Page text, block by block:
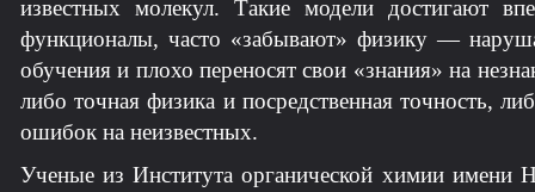
известных молекул. Такие модели достигают
функционалы, часто «забывают» физику —
обучения и плохо переносят свои «знания» на
либо точная физика и посредственная точность,
ошибок на неизвестных.
Ученые из Института органической химии